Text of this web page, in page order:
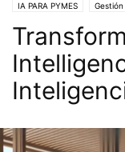
IA PARA PYMES